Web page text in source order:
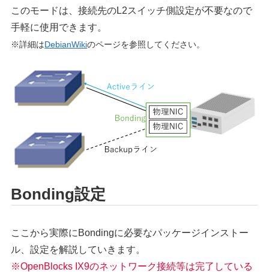
このモードは、接続先のL2スイッチ側設定が不要なので
手軽に使用できます。
※詳細はDebianWikiのページを参照してください。
Bonding設定
ここから実際にBondingに必要なパッケージインストー
ル、設定を解説していきます。
※OpenBlocks IX9のネットワーク接続等は完了している